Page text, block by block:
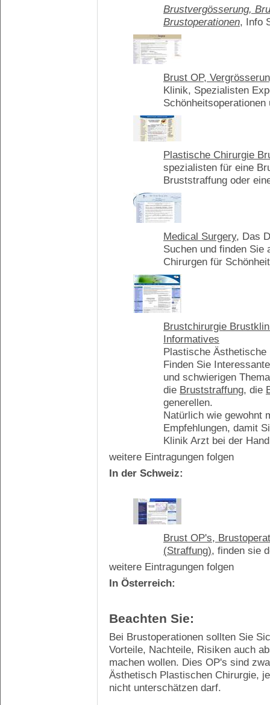
Brustvergösserung,
Brustoperationen, Info
Brust OP,
Klinik, Spezialisten
Schönheitsoperationen
Plastische Chirurgie
spezialisten für eine
Bruststraffung oder
Medical Surgery, Das
Suchen und finden Sie
Chirurgen für
Brustchirurgie
Informatives
Plastische Ästhetische
Finden Sie
und schwierigen
die Bruststraffung, die
generellen.
Natürlich wie gewohnt
Empfehlungen, damit
Klinik Arzt bei der
weitere Eintragungen folgen
In der Schweiz:
Brust OP's,
(Straffung), finden sie
weitere Eintragungen folgen
In Österreich:
Beachten Sie:
Bei Brustoperationen sollten Sie
Vorteile, Nachteile, Risiken auch
machen wollen. Dies OP's sind
Ästhetisch Plastischen Chirurgie,
nicht unterschätzen darf.